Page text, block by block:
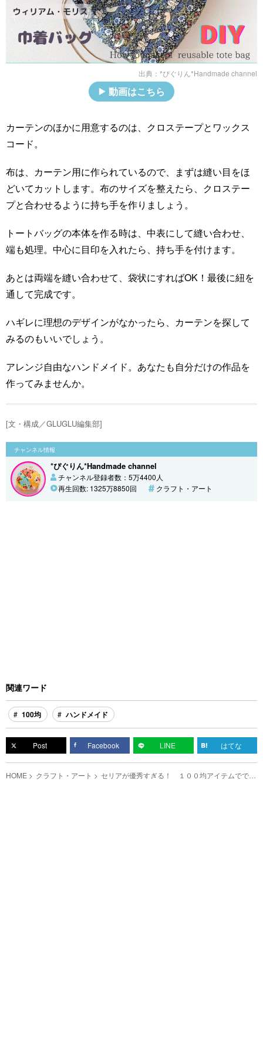
出典： *ぴぐりん*Handmade channel
動画はこちら
カーテンのほかに用意するのは、クロステープとワックス
コード。
布は、カーテン用に作られているので、まずは縫い目をほ
どいてカットします。布のサイズを整えたら、クロステー
プと合わせるように持ち手を作りましょう。
トートバッグの本体を作る時は、中表にして縫い合わせ、
端も処理。中心に目印を入れたら、持ち手を付けます。
あとは両端を縫い合わせて、袋状にすればOK！最後に紐を
通して完成です。
ハギレに理想のデザインがなかったら、カーテンを探して
みるのもいいでしょう。
アレンジ自由なハンドメイド。あなたも自分だけの作品を
作ってみませんか。
[文・構成／GLUGLU編集部]
チャンネル情報
*ぴぐりん*Handmade channel
チャンネル登録者数：5万4400人
再生回数: 1325万8850回
クラフト・アート
関連ワード
100均 ハンドメイド
Post Facebook LINE はてな
HOME クラフト・アート セリアが優秀すぎる！ １００均アイテムででき
るハンドメイドを３つ紹介